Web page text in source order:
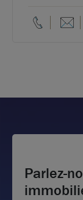
Parlez-